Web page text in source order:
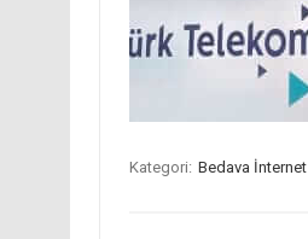
Kategori: Bedava İnternet